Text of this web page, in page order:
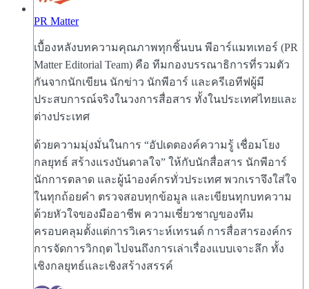
PR Matter
เบื้องหลังบทความคุณภาพทุกชิ้นบน พีอาร์แมทเทอร์ (PR
Matter Editorial Team) คือ ทีมกองบรรณาธิการที่รวมตัว
กันจากนักเขียน นักข่าว นักพีอาร์ และครีเอทีฟผู้มี
ประสบการณ์จริงในวงการสื่อสาร ทั้งในประเทศไทยและ
ต่างประเทศ
ด้วยความมุ่งมั่นในการ “อัปเดตองค์ความรู้ เชื่อมโยง
กลยุทธ์ สร้างแรงบันดาลใจ” ให้กับนักสื่อสาร นักพีอาร์
นักการตลาด และผู้นำองค์กรทั่วประเทศ พวกเราจึงใส่ใจ
ในทุกถ้อยคำ ตรวจสอบทุกข้อมูล และเขียนทุกบทความ
ด้วยหัวใจของมืออาชีพ ความเชี่ยวชาญของทีม
ครอบคลุมตั้งแต่การวิเคราะห์เทรนด์ การสื่อสารองค์กร
การจัดการวิกฤต ไปจนถึงการเล่าเรื่องแบบเจาะลึก ทั้ง
เชิงกลยุทธ์และเชิงสร้างสรรค์